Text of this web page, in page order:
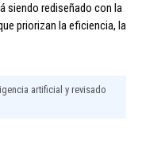
siendo rediseñado con la
priorizan la eficiencia, la
artificial y revisado